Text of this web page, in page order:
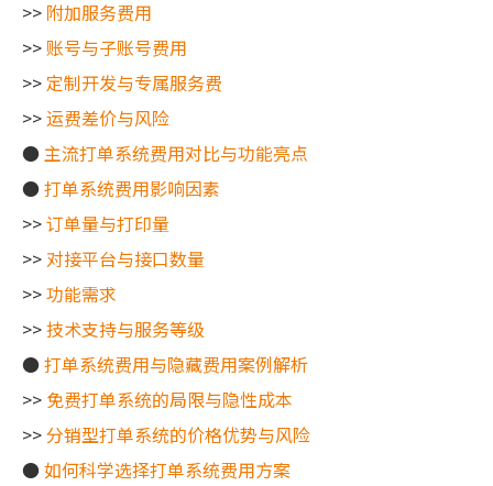
>> 附加服务费用
>> 账号与子账号费用
>> 定制开发与专属服务费
>>运费差价与风险
●主流打单系统费用对比与功能亮点
●打单系统费用影响因素
>>订单量与打印量
>> 对接平台与接口数量
>>功能需求
>>技术支持与服务等级
●打单系统费用与隐藏费用案例解析
>> 免费打单系统的局限与隐性成本
>>分销型打单系统的价格优势与风险
●如何科学选择打单系统费用方案